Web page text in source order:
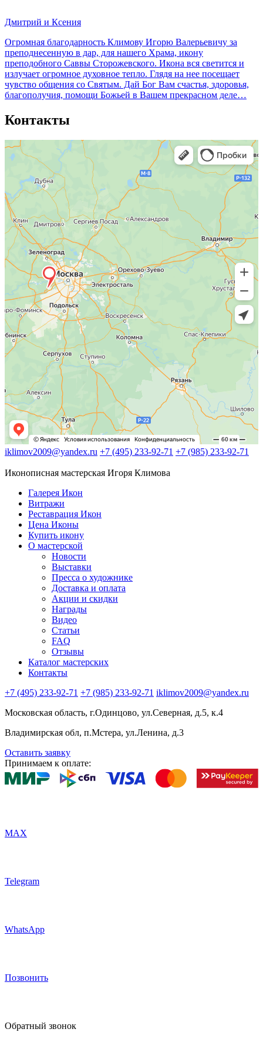
Дмитрий и Ксения
Огромная благодарность Климову Игорю Валерьевичу за
преподнесенную в дар, для нашего Храма, икону
преподобного Саввы Сторожевского. Икона вся светится и
излучает огромное духовное тепло. Глядя на нее посещает
чувство общения со Святым. Дай Бог Вам счастья, здоровья,
благополучия, помощи Божьей в Вашем прекрасном деле…
Контакты
iklimov2009@yandex.ru +7 (495) 233-92-71 +7 (985) 233-92-71
Иконописная мастерская Игоря Климова
Галерея Икон
Витражи
Реставрация Икон
Цена Иконы
Купить икону
О мастерской
Новости
Выставки
Пресса о художнике
Доставка и оплата
Акции и скидки
Награды
Видео
Статьи
FAQ
Отзывы
Каталог мастерских
Контакты
+7 (495) 233-92-71 +7 (985) 233-92-71 iklimov2009@yandex.ru
Московская область, г.Одинцово, ул.Северная, д.5, к.4
Владимирская обл, п.Мстера, ул.Ленина, д.3
Оставить заявку
Принимаем к оплате:
MAX
Telegram
WhatsApp
Позвонить
Обратный звонок